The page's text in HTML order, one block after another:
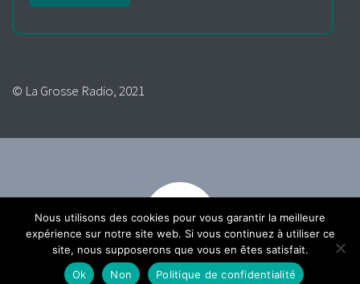
© La Grosse Radio, 2021
Nous utilisons des cookies pour vous garantir la meilleure
expérience sur notre site web. Si vous continuez à utiliser ce
site, nous supposerons que vous en êtes satisfait.
Ok
Non Politique de confidentialité